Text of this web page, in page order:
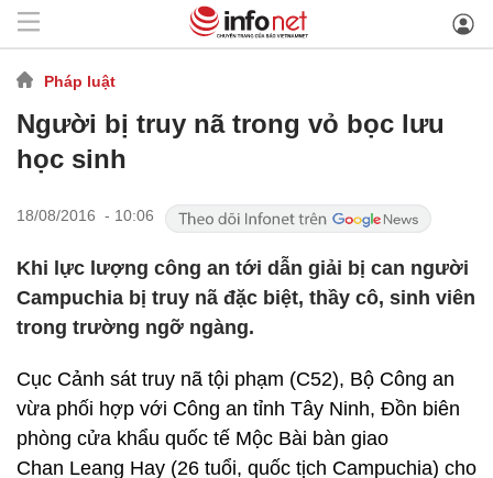
Pháp luật
Người bị truy nã trong vỏ bọc lưu
học sinh
18/08/2016 - 10:06
Khi lực lượng công an tới dẫn giải bị can người
Campuchia bị truy nã đặc biệt, thầy cô, sinh viên
trong trường ngỡ ngàng.
Cục Cảnh sát truy nã tội phạm (C52), Bộ Công an
vừa phối hợp với Công an tỉnh Tây Ninh, Đồn biên
phòng cửa khẩu quốc tế Mộc Bài bàn giao
Chan Leang Hay (26 tuổi, quốc tịch Campuchia) cho